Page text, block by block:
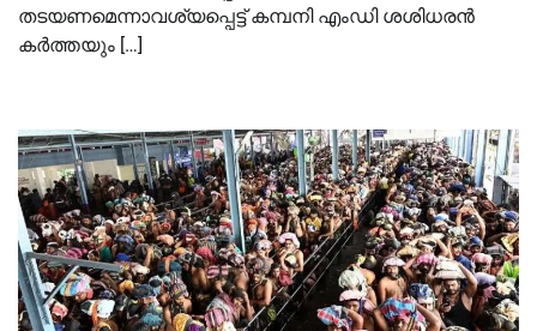
തടയണമെന്നാവശ്യപ്പെട്ട് കമ്പനി എംഡി ശശിധരന്‍
കര്‍ത്തയും […]